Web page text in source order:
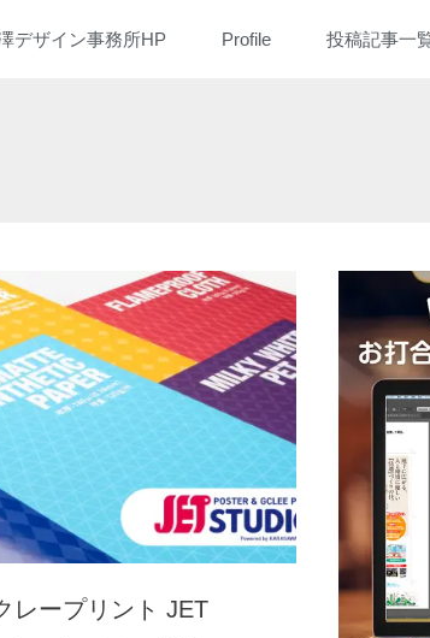
デザイン事務所HP Profile 投稿記事一
レープリント JET
ARCHIVE